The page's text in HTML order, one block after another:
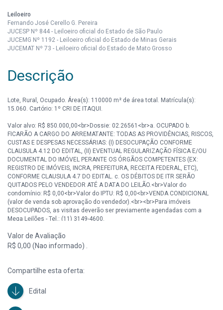
Leiloeiro
Fernando José Cerello G. Pereira
JUCESP Nº 844 - Leiloeiro oficial do Estado de São Paulo
JUCEMG Nº 1192 - Leiloeiro oficial do Estado de Minas Gerais
JUCEMAT Nº 73 - Leiloeiro oficial do Estado de Mato Grosso
Descrição
Lote, Rural, Ocupado. Área(s): 110000 m² de área total. Matrícula(s):
15.060. Cartório: 1º CRI DE ITAQUI.
Valor alvo: R$ 850.000,00<br>Dossie: 02.26561<br>a. OCUPADO b.
FICARÃO A CARGO DO ARREMATANTE: TODAS AS PROVIDÊNCIAS, RISCOS,
CUSTAS E DESPESAS NECESSÁRIAS: (I) DESOCUPAÇÃO CONFORME
CLAUSULA 4.12 DO EDITAL, (II) EVENTUAL REGULARIZAÇÃO FÍSICA E/OU
DOCUMENTAL DO IMÓVEL PERANTE OS ÓRGÃOS COMPETENTES (EX:
REGISTRO DE IMÓVEIS, INCRA, PREFEITURA, RECEITA FEDERAL, ETC),
CONFORME CLAUSULA 4.7 DO EDITAL. c. OS DÉBITOS DE ITR SERÃO
QUITADOS PELO VENDEDOR ATÉ A DATA DO LEILÃO.<br>Valor do
condomínio: R$ 0,00<br>Valor do IPTU: R$ 0,00<br>VENDA CONDICIONAL
(valor de venda sob aprovação do vendedor).<br><br>Para imóveis
DESOCUPADOS, as visitas deverão ser previamente agendadas com a
Mega Leilões - Tel.: (11) 3149-4600.
OBSERVAÇÃO: As imagens divulgadas possuem caráter meramente
ilustrativo.
Valor de Avaliação
R$ 0,00 (Nao informado) .
Compartilhe esta oferta:
Edital